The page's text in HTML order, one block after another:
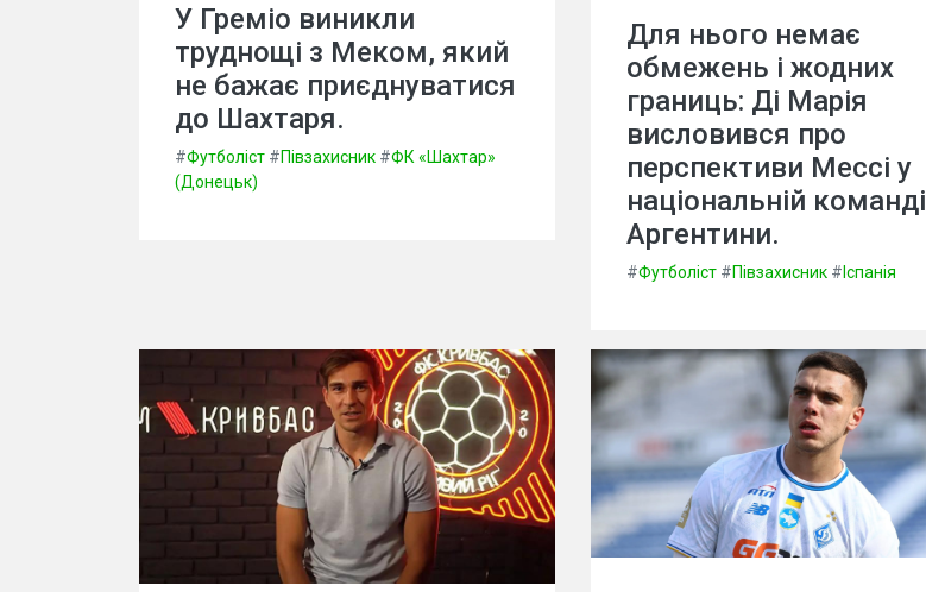
У Греміо виникли
труднощі з Меком, який
не бажає приєднуватися
до Шахтаря.
#Футболіст #Півзахисник #ФК «Шахтар»
(Донецьк)
Для нього немає
обмежень і жодних
границь: Ді Марія
висловився про
перспективи Мессі у
національній команді
Аргентини.
#Футболіст #Півзахисник # Іспанія